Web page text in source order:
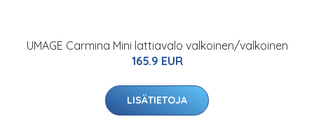
UMAGE Carmina Mini lattiavalo valkoinen/valkoinen
165.9 EUR
LISÄTIETOJA